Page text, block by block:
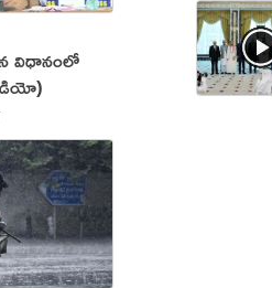
విధానంలో